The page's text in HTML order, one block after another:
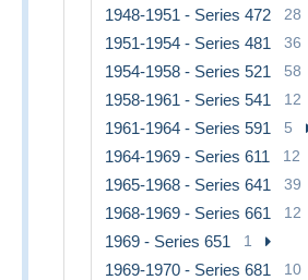
1948-1951 - Series 472 28
1951-1954 - Series 481 36
1954-1958 - Series 521 58
1958-1961 - Series 541 12
1961-1964 - Series 591 5
1964-1969 - Series 611 12
1965-1968 - Series 641 39
1968-1969 - Series 661 12
1969 - Series 651 1
1969-1970 - Series 681 10